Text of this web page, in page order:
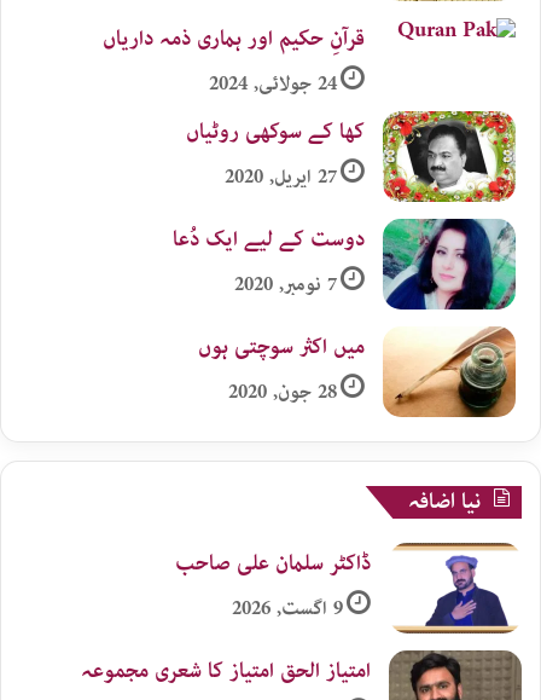
قرآنِ حکیم اور ہماری ذمہ داریاں
24 جولائی, 2024
کھا کے سوکھی روٹیاں
27 اپریل, 2020
دوست کے لیے ایک دُعا
7 نومبر, 2020
میں اکثر سوچتی ہوں
28 جون, 2020
نیا اضافہ
ڈاکٹر سلمان علی صاحب
9 اگست, 2026
امتیاز الحق امتیاز کا شعری مجموعہ